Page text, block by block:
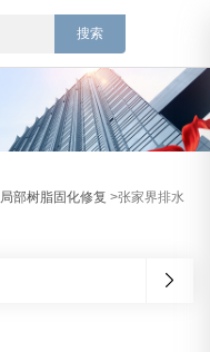
局部树脂固化修复 >张家界排水